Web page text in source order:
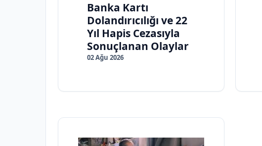
Banka Kartı
Dolandırıcılığı ve 22
Yıl Hapis Cezasıyla
Sonuçlanan Olaylar
02 Ağu 2026